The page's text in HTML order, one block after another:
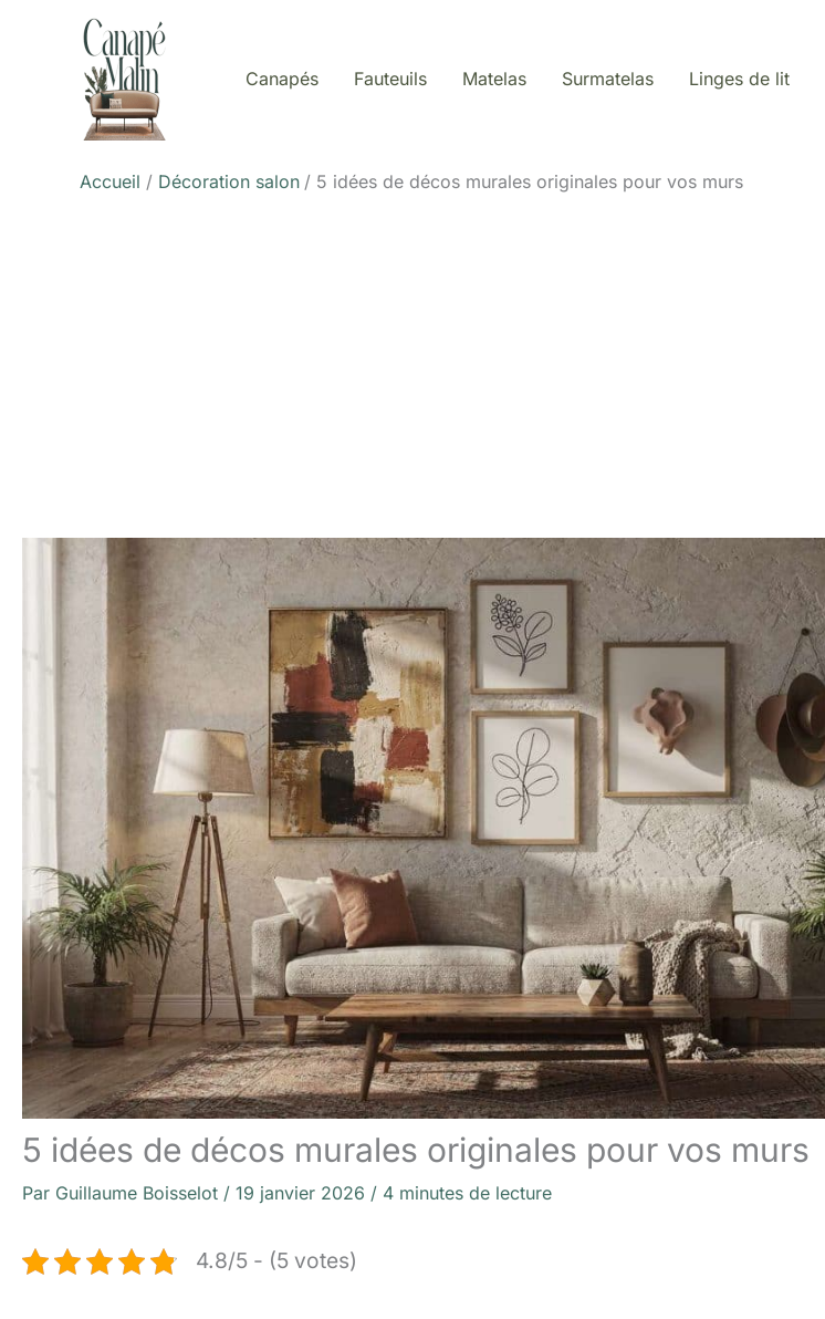
Canapés Fauteuils Matelas Surmatelas Linges de lit
Accueil Décoration salon 5 idées de décos murales originales pour vos murs
5 idées de décos murales originales pour vos murs
Par Guillaume Boisselot / 19 janvier 2026 / 4 minutes de lecture
4.8/5 - (5 votes)